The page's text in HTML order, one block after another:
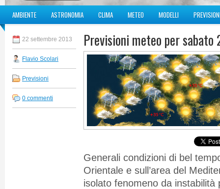
AMBIENTE ASTRONOMIA CLIMA METEO MODELLI
22 settembre 2013
Flavio Scolari
Previsioni
0 commenti
Previsioni meteo per
Generali condizioni di bel
Orientale e sull’area del
isolato fenomeno da instabilità